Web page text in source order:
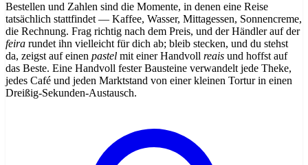
Bestellen und Zahlen sind die Momente, in denen eine Reise
tatsächlich stattfindet — Kaffee, Wasser, Mittagessen, Sonnencreme,
die Rechnung. Frag richtig nach dem Preis, und der Händler auf der
feira rundet ihn vielleicht für dich ab; bleib stecken, und du stehst
da, zeigst auf einen pastel mit einer Handvoll reais und hoffst auf
das Beste. Eine Handvoll fester Bausteine verwandelt jede Theke,
jedes Café und jeden Marktstand von einer kleinen Tortur in einen
Dreißig-Sekunden-Austausch.